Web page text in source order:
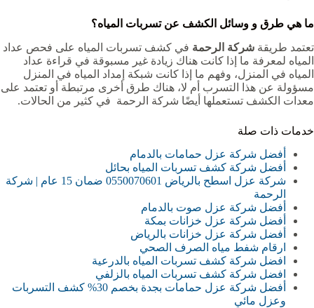
ما هي طرق و وسائل الكشف عن تسربات المياه؟
تعتمد طريقة شركة الرحمة في كشف تسربات المياه على فحص عداد
المياه لمعرفة ما إذا كانت هناك زيادة غير مسبوقة في قراءة عداد
المياه في المنزل، وفهم ما إذا كانت شبكة إمداد المياه في المنزل
مسؤولة عن هذا التسرب أم لا، هناك طرق أخرى مرتبطة أو تعتمد على
معدات الكشف تستعملها أيضًا شركة الرحمة في كثير من الحالات.
خدمات ذات صلة
أفضل شركة عزل حمامات بالدمام
أفضل شركة كشف تسربات المياه بحائل
شركة عزل اسطح بالرياض 0550070601 ضمان 15 عام | شركة
الرحمة
أفضل شركة عزل صوت بالدمام
أفضل شركة عزل خزانات بمكة
أفضل شركة عزل خزانات بالرياض
ارقام شفط مياه الصرف الصحي
افضل شركة كشف تسربات المياه بالدرعية
افضل شركة كشف تسربات المياه بالزلفي
أفضل شركة عزل حمامات بجدة بخصم 30% كشف التسربات
وعزل مائي